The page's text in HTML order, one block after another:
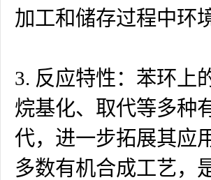
加工和储存过程中环
3. 反应特性：苯环上
烷基化、取代等多种
代，进一步拓展其应
多数有机合成工艺，